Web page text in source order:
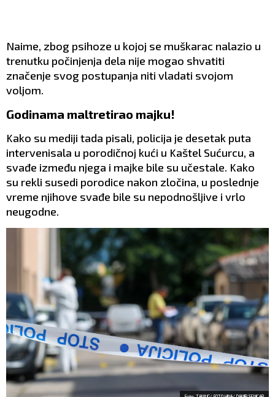
Naime, zbog psihoze u kojoj se muškarac nalazio u
trenutku počinjenja dela nije mogao shvatiti
značenje svog postupanja niti vladati svojom
voljom.
Godinama maltretirao majku!
Kako su mediji tada pisali, policija je desetak puta
intervenisala u porodičnoj kući u Kaštel Sućurcu, a
svađe između njega i majke bile su učestale. Kako
su rekli susedi porodice nakon zločina, u poslednje
vreme njihove svađe bile su nepodnošljive i vrlo
neugodne.